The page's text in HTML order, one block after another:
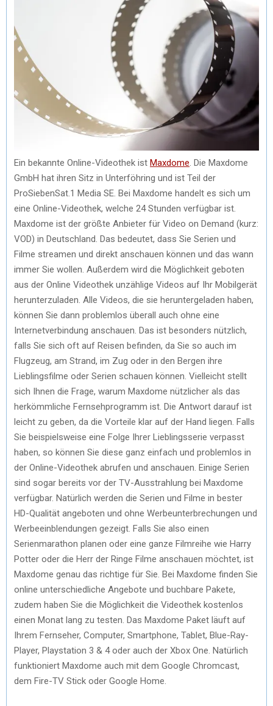
Ein bekannte Online-Videothek ist Maxdome . Die Maxdome
GmbH hat ihren Sitz in Unterföhring und ist Teil der
ProSiebenSat.1 Media SE. Bei Maxdome handelt es sich um
eine Online-Videothek, welche 24 Stunden verfügbar ist.
Maxdome ist der größte Anbieter für Video on Demand (kurz:
VOD) in Deutschland. Das bedeutet, dass Sie Serien und
Filme streamen und direkt anschauen können und das wann
immer Sie wollen. Außerdem wird die Möglichkeit geboten
aus der Online Videothek unzählige Videos auf Ihr Mobilgerät
herunterzuladen. Alle Videos, die sie heruntergeladen haben,
können Sie dann problemlos überall auch ohne eine
Internetverbindung anschauen. Das ist besonders nützlich,
falls Sie sich oft auf Reisen befinden, da Sie so auch im
Flugzeug, am Strand, im Zug oder in den Bergen ihre
Lieblingsfilme oder Serien schauen können. Vielleicht stellt
sich Ihnen die Frage, warum Maxdome nützlicher als das
herkömmliche Fernsehprogramm ist. Die Antwort darauf ist
leicht zu geben, da die Vorteile klar auf der Hand liegen. Falls
Sie beispielsweise eine Folge Ihrer Lieblingsserie verpasst
haben, so können Sie diese ganz einfach und problemlos in
der Online-Videothek abrufen und anschauen. Einige Serien
sind sogar bereits vor der TV-Ausstrahlung bei Maxdome
verfügbar. Natürlich werden die Serien und Filme in bester
HD-Qualität angeboten und ohne Werbeunterbrechungen und
Werbeeinblendungen gezeigt. Falls Sie also einen
Serienmarathon planen oder eine ganze Filmreihe wie Harry
Potter oder die Herr der Ringe Filme anschauen möchtet, ist
Maxdome genau das richtige für Sie. Bei Maxdome finden Sie
online unterschiedliche Angebote und buchbare Pakete,
zudem haben Sie die Möglichkeit die Videothek kostenlos
einen Monat lang zu testen. Das Maxdome Paket läuft auf
Ihrem Fernseher, Computer, Smartphone, Tablet, Blue-Ray-
Player, Playstation 3 & 4 oder auch der Xbox One. Natürlich
funktioniert Maxdome auch mit dem Google Chromcast,
dem Fire-TV Stick oder Google Home.